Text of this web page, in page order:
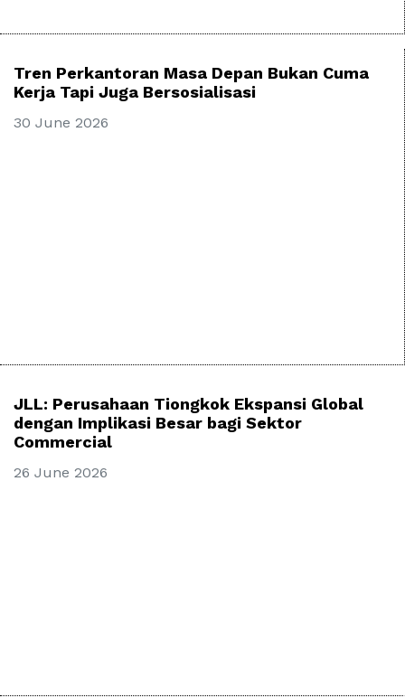
Tren Perkantoran Masa Depan Bukan Cuma
Kerja Tapi Juga Bersosialisasi
30 June 2026
JLL: Perusahaan Tiongkok Ekspansi Global
dengan Implikasi Besar bagi Sektor
Commercial
26 June 2026